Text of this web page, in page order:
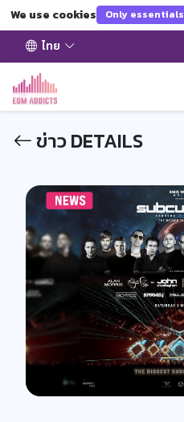
We use cookies Only essentials
ไทย
ข่าว DETAILS